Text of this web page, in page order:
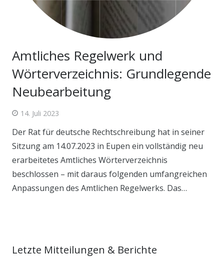
Amtliches Regelwerk und
Wörterverzeichnis: Grundlegende
Neubearbeitung
14. Juli 2023
Der Rat für deutsche Rechtschreibung hat in seiner
Sitzung am 14.07.2023 in Eupen ein vollständig neu
erarbeitetes Amtliches Wörterverzeichnis
beschlossen – mit daraus folgenden umfangreichen
Anpassungen des Amtlichen Regelwerks. Das…
Letzte Mitteilungen & Berichte